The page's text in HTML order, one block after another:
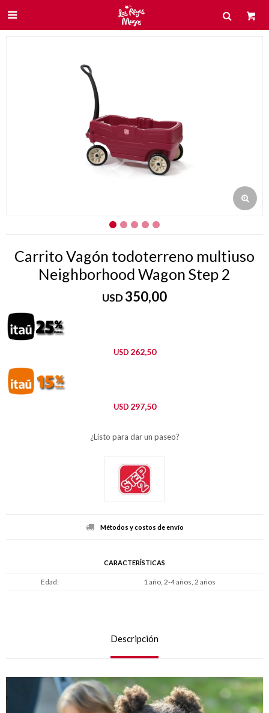

Carrito Vagón todoterreno multiuso
Neighborhood Wagon Step 2
USD350,00
USD 262,50
USD 297,50
¿Listo para dar un paseo?
Métodos y costos de envío
CARACTERÍSTICAS
Edad 1 año, 2-4 años, 2 años
Descripción